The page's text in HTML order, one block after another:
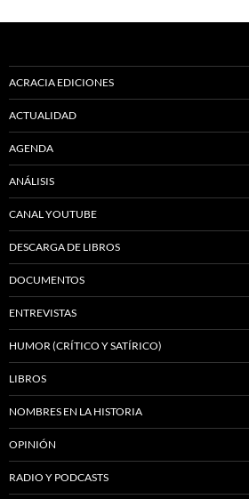
ACRACIA EDICIONES
ACTUALIDAD
AGENDA
ANÁLISIS
CANAL YOUTUBE
DESCARGA DE LIBROS
DOCUMENTOS
ENTREVISTAS
HUMOR (CRÍTICO Y SATÍRICO)
LIBROS
NOMBRES EN LA HISTORIA
OPINIÓN
RADIO Y PODCASTS